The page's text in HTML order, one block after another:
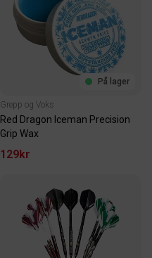
På lager
Grepp og Voks
Red Dragon Iceman Precision
Grip Wax
129kr